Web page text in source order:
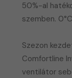
50%-al
szemben.
Szezon
Comfortline
ventilátor